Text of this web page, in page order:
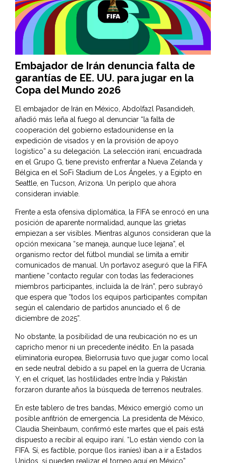
Embajador de Irán denuncia falta de
garantías de EE. UU. para jugar en la
Copa del Mundo 2026
El embajador de Irán en México, Abdolfazl Pasandideh,
añadió más leña al fuego al denunciar “la falta de
cooperación del gobierno estadounidense en la
expedición de visados y en la provisión de apoyo
logístico” a su delegación. La selección iraní, encuadrada
en el Grupo G, tiene previsto enfrentar a Nueva Zelanda y
Bélgica en el SoFi Stadium de Los Ángeles, y a Egipto en
Seattle, en Tucson, Arizona. Un periplo que ahora
consideran inviable.
Frente a esta ofensiva diplomática, la FIFA se enrocó en una
posición de aparente normalidad, aunque las grietas
empiezan a ser visibles. Mientras algunos consideran que la
opción mexicana “se maneja, aunque luce lejana”, el
organismo rector del fútbol mundial se limita a emitir
comunicados de manual. Un portavoz aseguró que la FIFA
mantiene “contacto regular con todas las federaciones
miembros participantes, incluida la de Irán”, pero subrayó
que espera que “todos los equipos participantes compitan
según el calendario de partidos anunciado el 6 de
diciembre de 2025”.
No obstante, la posibilidad de una reubicación no es un
capricho menor ni un precedente inédito. En la pasada
eliminatoria europea, Bielorrusia tuvo que jugar como local
en sede neutral debido a su papel en la guerra de Ucrania.
Y, en el críquet, las hostilidades entre India y Pakistán
forzaron durante años la búsqueda de terrenos neutrales.
En este tablero de tres bandas, México emergió como un
posible anfitrión de emergencia. La presidenta de México,
Claudia Sheinbaum, confirmó este martes que el país está
dispuesto a recibir al equipo iraní. “Lo están viendo con la
FIFA. Sí, es factible, porque (los iraníes) iban a ir a Estados
Unidos, sí pueden realizar el torneo aquí en México”,